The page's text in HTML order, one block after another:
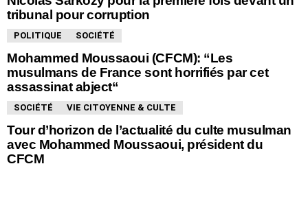
tribunal pour corruption
POLITIQUE SOCIÉTÉ
Mohammed Moussaoui (CFCM): “Les
musulmans de France sont horrifiés par cet
assassinat abject“
SOCIÉTÉ VIE CITOYENNE & CULTE
Tour d’horizon de l’actualité du culte musulman
avec Mohammed Moussaoui, président du
CFCM